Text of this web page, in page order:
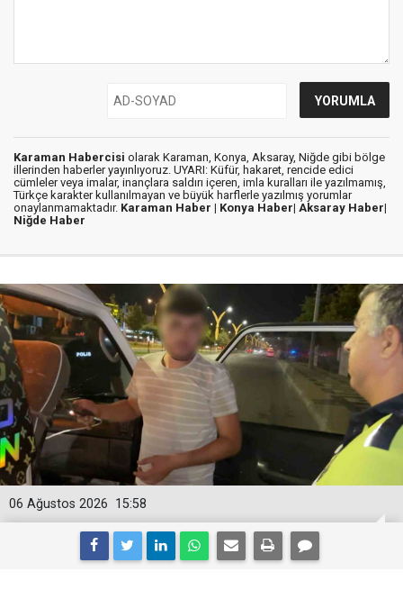
Karaman Habercisi olarak Karaman, Konya, Aksaray, Niğde gibi bölge
illerinden haberler yayınlıyoruz. UYARI: Küfür, hakaret, rencide edici
cümleler veya imalar, inançlara saldırı içeren, imla kuralları ile yazılmamış,
Türkçe karakter kullanılmayan ve büyük harflerle yazılmış yorumlar
onaylanmamaktadır. Karaman Haber | Konya Haber| Aksaray Haber|
Niğde Haber
15:58
06 Ağustos 2026